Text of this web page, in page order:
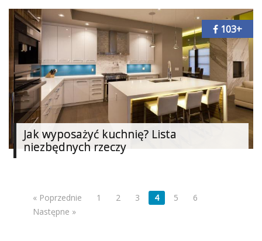
Jak wyposażyć kuchnię? Lista
niezbędnych rzeczy
103+
« Poprzednie 1 2 3 4 5
6
Następne »